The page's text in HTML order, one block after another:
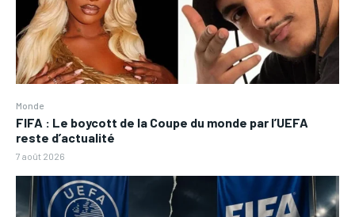
Monde
FIFA : Le boycott de la Coupe du monde par l’UEFA
reste d’actualité
7 août 2026